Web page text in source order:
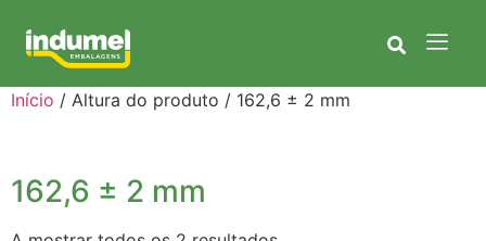
Início / Altura do produto / 162,6 ± 2 mm
162,6 ± 2 mm